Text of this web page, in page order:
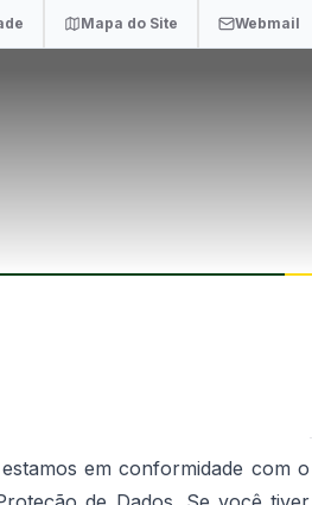
Mapa do Site Webmail
em conformidade com o